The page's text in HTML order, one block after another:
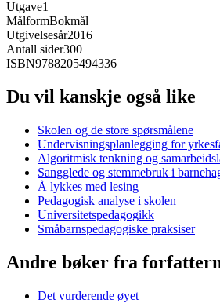
Utgave1
MålformBokmål
Utgivelsesår2016
Antall sider300
ISBN9788205494336
Du vil kanskje også like
Skolen og de store spørsmålene
Undervisningsplanlegging for
Algoritmisk tenkning og
Sangglede og stemmebruk i
Å lykkes med lesing
Pedagogisk analyse i skolen
Universitetspedagogikk
Småbarnspedagogiske praksiser
Andre bøker fra
Det vurderende øyet